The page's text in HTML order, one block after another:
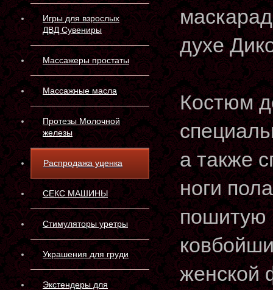
Игры для взрослых
ДВД Сувениры
Массажеры простаты
Массажные масла
Протезы Молочной
железы
Распродажа уценка
СЕКС МАШИНЫ
Стимуляторы уретры
Украшения для груди
Экстендеры для
духе
Костюм
а также
ноги
пошитую
женской